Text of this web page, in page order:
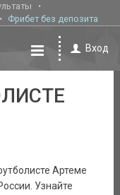
Фрибет без депозита
Вход
Артеме
Узнайте